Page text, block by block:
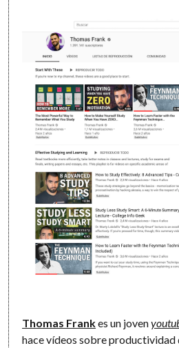
Thomas Frankes un joven
hace vídeos sobre productividad